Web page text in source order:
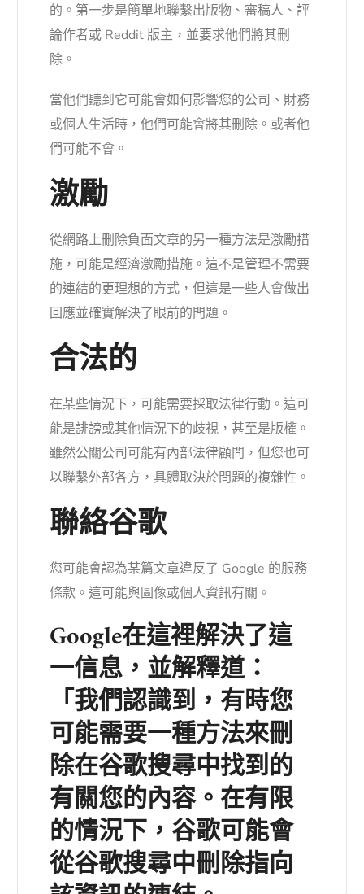
的。第一步是簡單地聯繫出版物、審稿人、評
論作者或 Reddit 版主，並要求他們將其刪
除。
當他們聽到它可能會如何影響您的公司、財務
或個人生活時，他們可能會將其刪除。或者他
們可能不會。
激勵
從網路上刪除負面文章的另一種方法是激勵措
施，可能是經濟激勵措施。這不是管理不需要
的連結的更理想的方式，但這是一些人會做出
回應並確實解決了眼前的問題。
合法的
在某些情況下，可能需要採取法律行動。這可
能是誹謗或其他情況下的歧視，甚至是版權。
雖然公關公司可能有內部法律顧問，但您也可
以聯繫外部各方，具體取決於問題的複雜性。
聯絡谷歌
您可能會認為某篇文章違反了 Google 的服務
條款。這可能與圖像或個人資訊有關。
Google在這裡解決了這
一信息，並解釋道：
「我們認識到，有時您
可能需要一種方法來刪
除在谷歌搜尋中找到的
有關您的內容。在有限
的情況下，谷歌可能會
從谷歌搜尋中刪除指向